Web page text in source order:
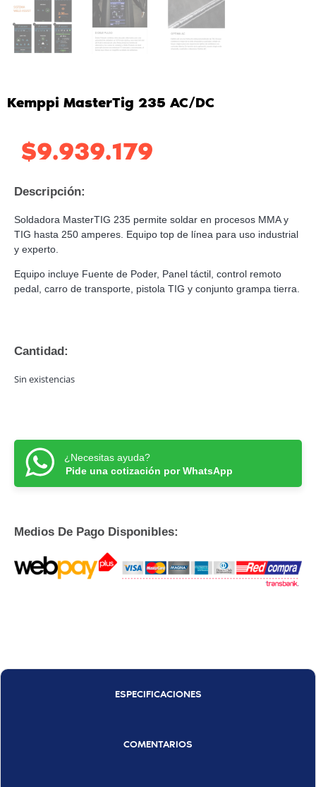
Kemppi MasterTig 235 AC/DC
$9.939.179
Descripción:
Soldadora MasterTIG 235 permite soldar en procesos MMA y
TIG hasta 250 amperes. Equipo top de línea para uso industrial
y experto.
Equipo incluye Fuente de Poder, Panel táctil, control remoto
pedal, carro de transporte, pistola TIG y conjunto grampa tierra.
Cantidad:
Sin existencias
¿Necesitas ayuda?
Pide una cotización por WhatsApp
Medios De Pago Disponibles:
ESPECIFICACIONES
COMENTARIOS